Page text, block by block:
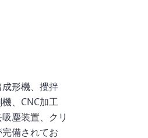
形機、攪拌
、CNC加工
塵装置、クリ
備されてお